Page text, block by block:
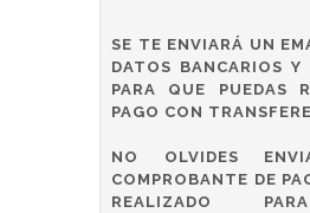
SE TE ENVIARÁ UN
DATOS BANCARIOS Y
PARA QUE PUEDAS
PAGO CON
NO OLVIDES
COMPROBANTE DE
REALIZADO